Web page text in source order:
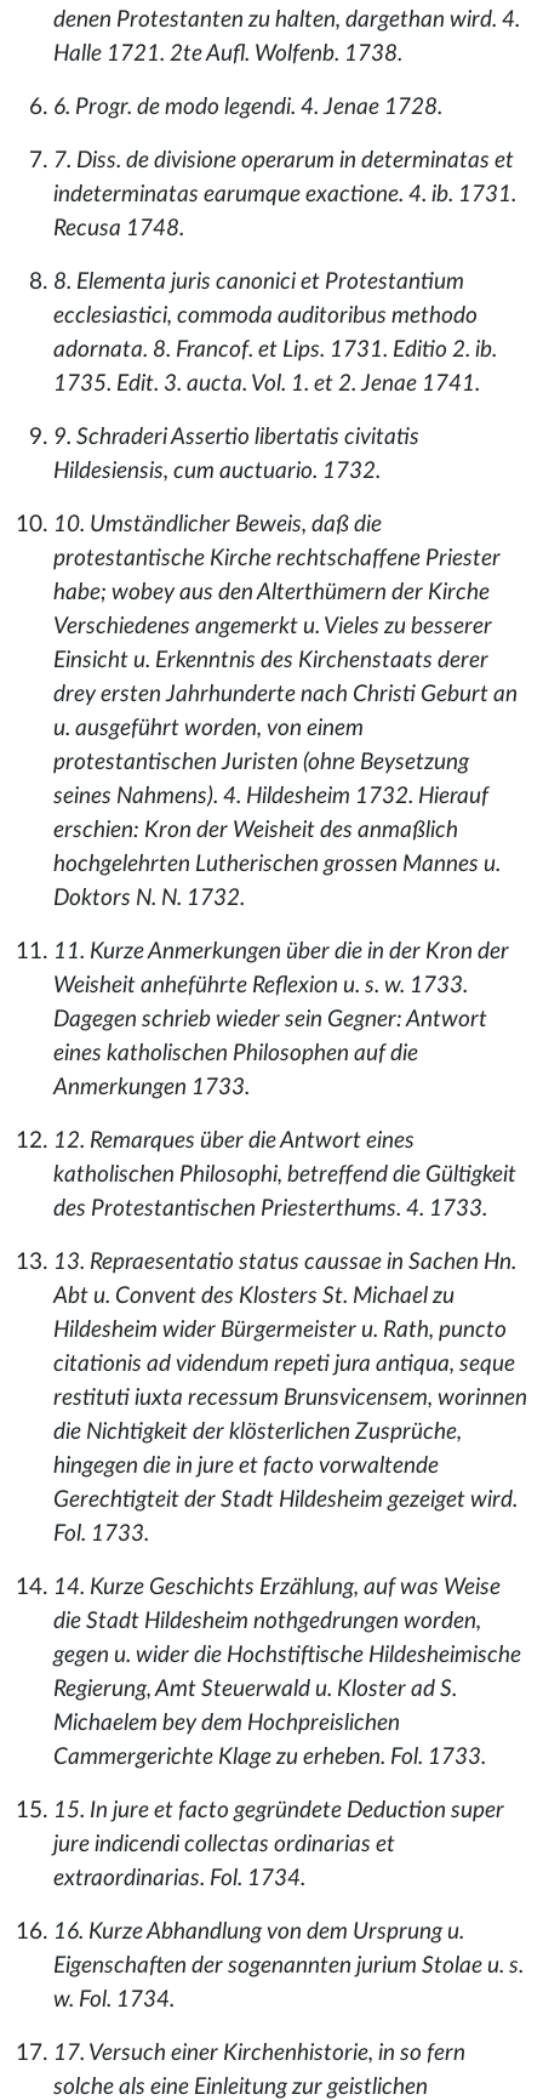
denen Protestanten zu halten, dargethan wird. 4.
Halle 1721. 2te Aufl. Wolfenb. 1738.
6. Progr. de modo legendi. 4. Jenae 1728.
7. Diss. de divisione operarum in determinatas et
indeterminatas earumque exactione. 4. ib. 1731.
Recusa 1748.
8. Elementa juris canonici et Protestantium
ecclesiastici, commoda auditoribus methodo
adornata. 8. Francof. et Lips. 1731. Editio 2. ib.
1735. Edit. 3. aucta. Vol. 1. et 2. Jenae 1741.
9. Schraderi Assertio libertatis civitatis
Hildesiensis, cum auctuario. 1732.
10. Umständlicher Beweis, daß die
protestantische Kirche rechtschaffene Priester
habe; wobey aus den Alterthümern der Kirche
Verschiedenes angemerkt u. Vieles zu besserer
Einsicht u. Erkenntnis des Kirchenstaats derer
drey ersten Jahrhunderte nach Christi Geburt an
u. ausgeführt worden, von einem
protestantischen Juristen (ohne Beysetzung
seines Nahmens). 4. Hildesheim 1732. Hierauf
erschien: Kron der Weisheit des anmaßlich
hochgelehrten Lutherischen grossen Mannes u.
Doktors N. N. 1732.
11. Kurze Anmerkungen über die in der Kron der
Weisheit anheführte Reflexion u. s. w. 1733.
Dagegen schrieb wieder sein Gegner: Antwort
eines katholischen Philosophen auf die
Anmerkungen 1733.
12. Remarques über die Antwort eines
katholischen Philosophi, betreffend die Gültigkeit
des Protestantischen Priesterthums. 4. 1733.
13. Repraesentatio status caussae in Sachen Hn.
Abt u. Convent des Klosters St. Michael zu
Hildesheim wider Bürgermeister u. Rath, puncto
citationis ad videndum repeti jura antiqua, seque
restituti iuxta recessum Brunsvicensem, worinnen
die Nichtigkeit der klösterlichen Zusprüche,
hingegen die in jure et facto vorwaltende
Gerechtigteit der Stadt Hildesheim gezeiget wird.
Fol. 1733.
14. Kurze Geschichts Erzählung, auf was Weise
die Stadt Hildesheim nothgedrungen worden,
gegen u. wider die Hochstiftische Hildesheimische
Regierung, Amt Steuerwald u. Kloster ad S.
Michaelem bey dem Hochpreislichen
Cammergerichte Klage zu erheben. Fol. 1733.
15. In jure et facto gegründete Deduction super
jure indicendi collectas ordinarias et
extraordinarias. Fol. 1734.
16. Kurze Abhandlung von dem Ursprung u.
Eigenschaften der sogenannten jurium Stolae u. s.
w. Fol. 1734.
17. Versuch einer Kirchenhistorie, in so fern
solche als eine Einleitung zur geistlichen